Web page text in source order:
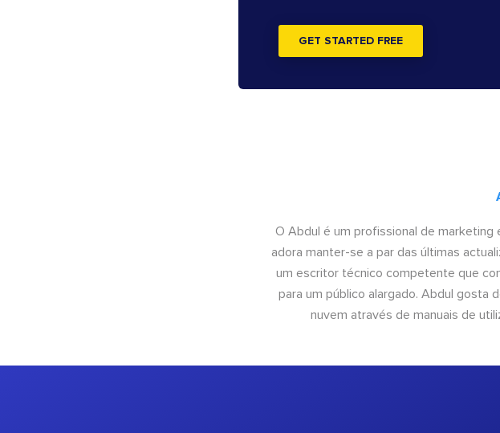
GET STARTED FREE
O Abdul é um profissional de
adora manter-se a par das últimas
um escritor técnico competente que
para um público alargado. Abdul gosta
nuvem através de manuais de